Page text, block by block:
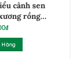
cảnh sen
rồng
lớn I
₫
Hàng